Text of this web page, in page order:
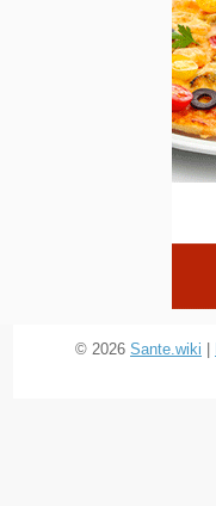
© 2026 Sante.wiki